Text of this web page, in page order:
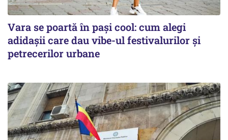
Vara se poartă în pași cool: cum alegi
adidașii care dau vibe-ul festivalurilor și
petrecerilor urbane